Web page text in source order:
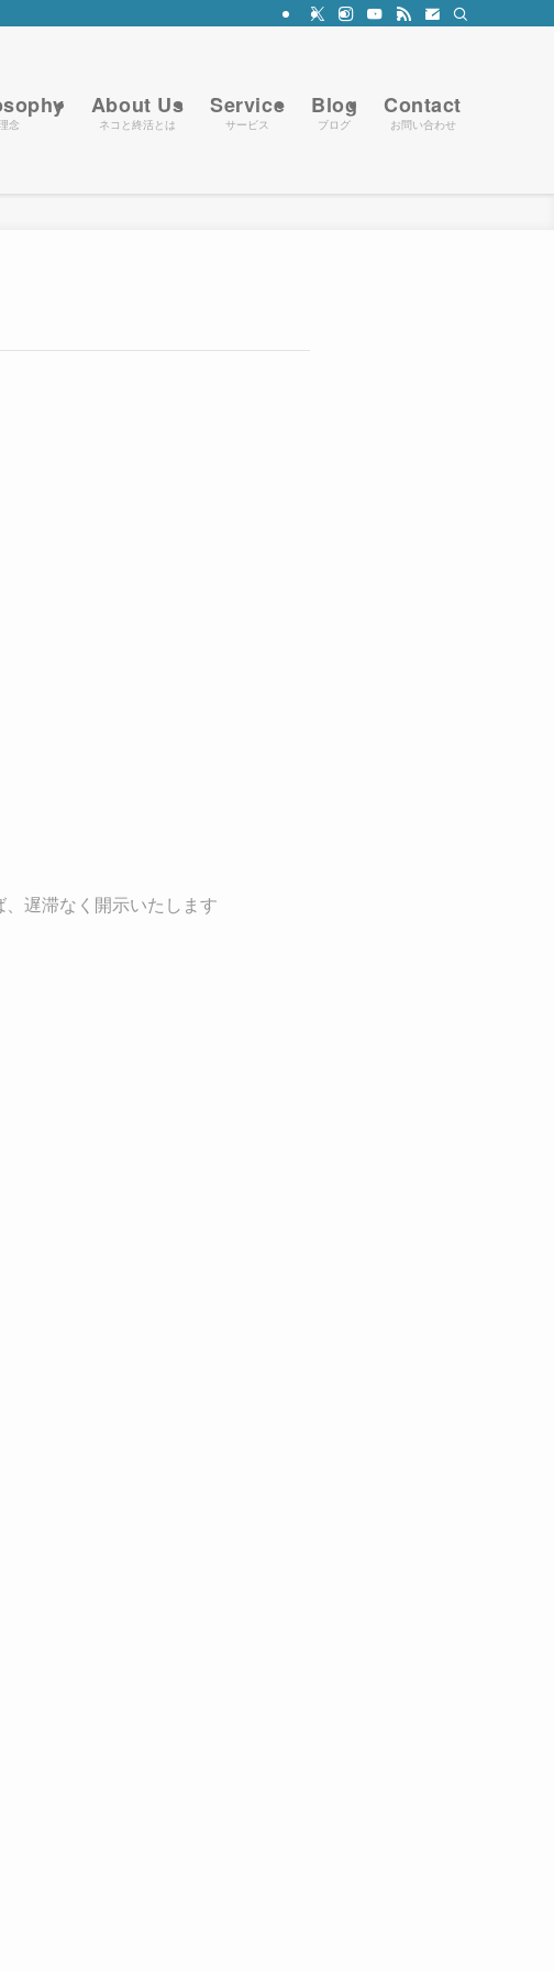
念
About Us
ネコと終活とは
Service
サービス
Blog
ブログ
Contact
お問い合わせ
遅滞なく開示いたします